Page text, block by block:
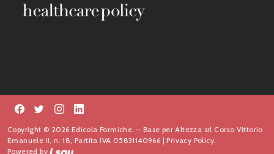
Copyright © 2026 Edicola Formiche. – Base per Altezza srl Corso Vittorio
Emanuele II, n. 18, Partita IVA 05831140966 |Privacy Policy.
Powered by